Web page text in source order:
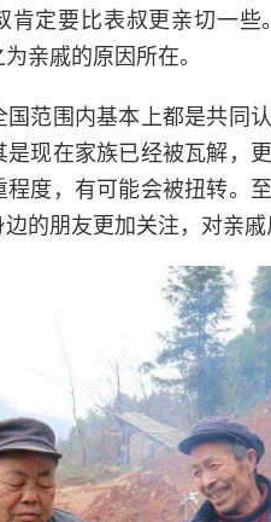
肯定要比表叔更亲切一
亲戚的原因所在。
范围内基本上都是共同
现在家族已经被瓦解，
程度，有可能会被扭转。
的朋友更加关注，对亲戚